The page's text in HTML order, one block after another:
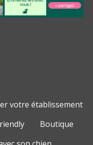
votre établissement
Boutique